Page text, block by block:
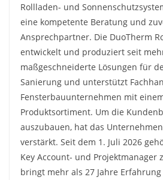
Rollladen- und
eine kompetente Beratung und
Ansprechpartner. Die DuoTherm
entwickelt und produziert seit
maßgeschneiderte Lösungen für
Sanierung und unterstützt
Fensterbauunternehmen mit
Produktsortiment. Um die
auszubauen, hat das
verstärkt. Seit dem 1. Juli 2026
Key Account- und Projektmanager
bringt mehr als 27 Jahre